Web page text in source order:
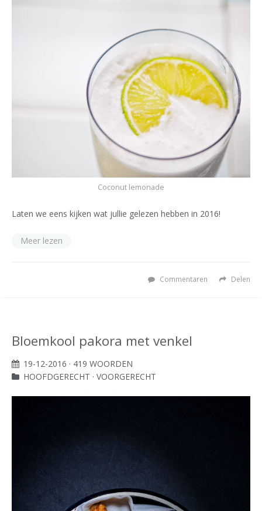
Coconut lemonade
Laten we eens kijken wat jullie gelezen hebben in 2016!
Meer lezen
Delen
Commentaren
Bloemkool pakora met venkel
19-12-2016 · 419 WOORDEN
HOOFDGERECHT · VOORGERECHT